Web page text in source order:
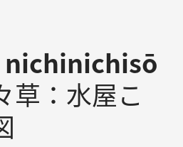
nichinichisō
草：水屋こ